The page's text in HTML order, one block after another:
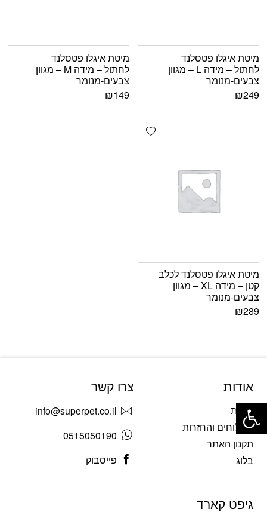
מיטת איגלו פטסלנד
לחתול – מידה L – מגוון
צבעים-מנומר
₪249
מיטת איגלו פטסלנד
לחתול – מידה M – מגוון
צבעים-מנומר
₪149
Add wishlist
מיטת איגלו פטסלנד לכלב
קטן – מידה XL – מגוון
צבעים-מנומר
₪289
אודות
אודות
משלוחים והחזרות
תקנון האתר
בלוג
צרו קשר
info@superpet.co.il
0515050190
פייסבוק
גיפט קארד
פתח סרגל נגישות